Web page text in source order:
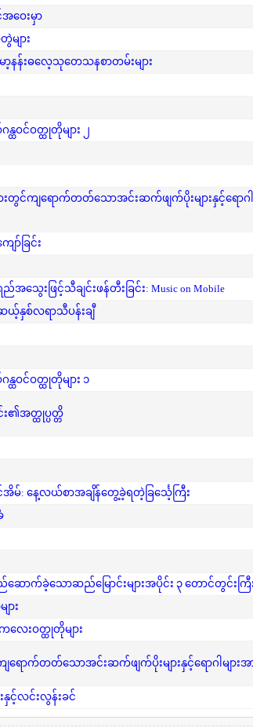
ေးမှာ
ျား
မာ့နန်းဓလေ့သုတေသနစာတမ်းများ
ဝင်ဝတ္ထုတိုများ ၂
းတွင်ကျရောက်တတ်သောအင်းဆက်ဖျက်ပိုးများနှင့်ရော
ာ်ခြင်း
သွေးဖြင့်သီချင်းဖန်တီးခြင်း: Music on Mobile
နှစ်လရာသီပန်းချီ
ဝင်ဝတ္ထုတိုများ ၁
၏အတ္ထုပ္ပတ္တိ
မ်: နေ့လယ်စာအချိန်တွေ့ခဲ့ရတဲ့ခြင်္သေ့ကြီး
ဆောက်ခဲ့သောဆည်မြောင်းများအပိုင်း ၃ တောင်တွင်းက
ား
ေးဝတ္ထုတိုများ
ရောက်တတ်သောအင်းဆက်ဖျက်ပိုးများနှင့်ရောဂါများ
နှင့်လင်းလွန်းခင်